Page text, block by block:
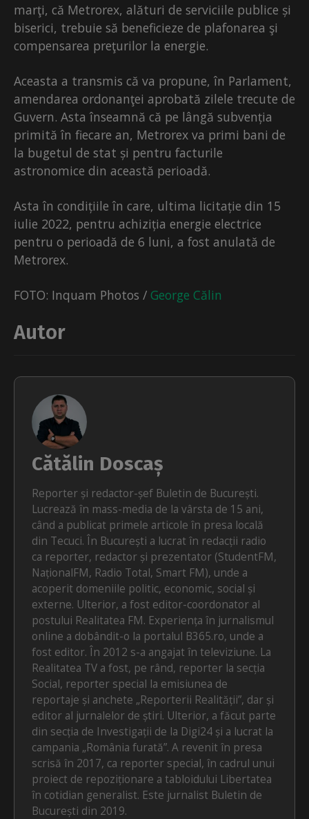
marţi, că Metrorex, alături de serviciile publice și
biserici, trebuie să beneficieze de plafonarea şi
compensarea preţurilor la energie.
Aceasta a transmis că va propune, în Parlament,
amendarea ordonanţei aprobată zilele trecute de
Guvern. Asta înseamnă că pe lângă subvenția
primită în fiecare an, Metrorex va primi bani de
la bugetul de stat și pentru facturile
astronomice din această perioadă.
Asta în condițiile în care, ultima licitație din 15
iulie 2022, pentru achiziția energie electrice
pentru o perioadă de 6 luni, a fost anulată de
Metrorex.
FOTO: Inquam Photos / George Călin
Autor
Cătălin Doscaș
Reporter și redactor-șef Buletin de București.
Lucrează în mass-media de la vârsta de 15 ani,
când a publicat primele articole în presa locală
din Tecuci. În București a lucrat în redacții radio
ca reporter, redactor și prezentator (StudentFM,
NaționalFM, Radio Total, Smart FM), unde a
acoperit domeniile politic, economic, social și
externe. Ulterior, a fost editor-coordonator al
postului Realitatea FM. Experiența în jurnalismul
online a dobândit-o la portalul B365.ro, unde a
fost editor. În 2012 s-a angajat în televiziune. La
Realitatea TV a fost, pe rând, reporter la secția
Social, reporter special la emisiunea de
reportaje și anchete „Reporterii Realității”, dar și
editor al jurnalelor de știri. Ulterior, a făcut parte
din secția de Investigații de la Digi24 și a lucrat la
campania „România furată”. A revenit în presa
scrisă în 2017, ca reporter special, în cadrul unui
proiect de repoziționare a tabloidului Libertatea
în cotidian generalist. Este jurnalist Buletin de
București din 2019.